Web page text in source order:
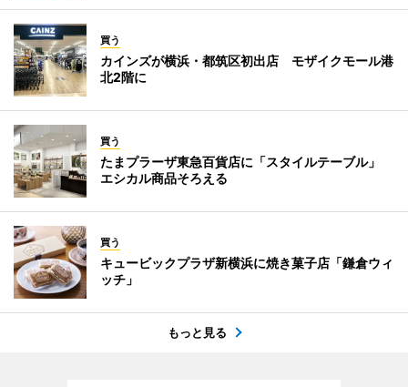
買う
カインズが横浜・都筑区初出店 モザイクモール港
北2階に
買う
たまプラーザ東急百貨店に「スタイルテーブル」
エシカル商品そろえる
買う
キュービックプラザ新横浜に焼き菓子店「鎌倉ウィ
ッチ」
もっと見る